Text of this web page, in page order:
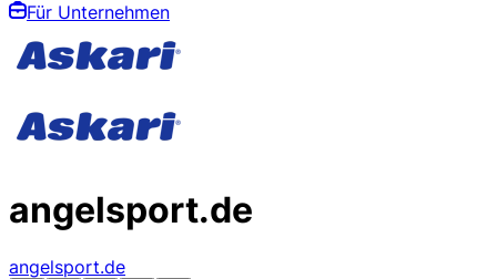
Für Unternehmen
angelsport.de
angelsport.de